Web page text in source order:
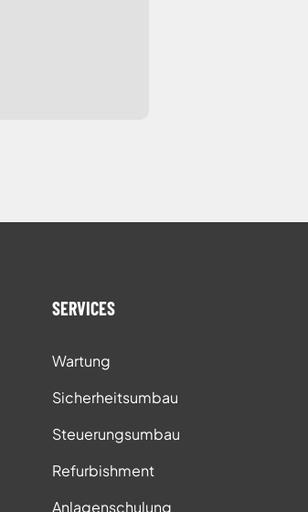
SERVICES
Wartung
Sicherheitsumbau
Steuerungsumbau
Refurbishment
Anlagenschulung